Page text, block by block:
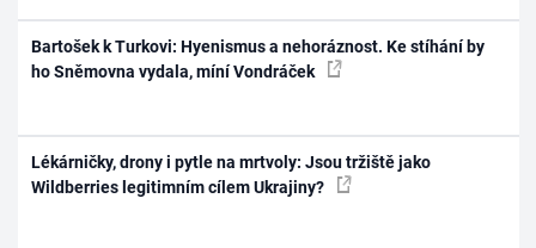
Bartošek k Turkovi: Hyenismus a nehoráznost. Ke stíhání by
ho Sněmovna vydala, míní Vondráček
Lékárničky, drony i pytle na mrtvoly: Jsou tržiště jako
Wildberries legitimním cílem Ukrajiny?